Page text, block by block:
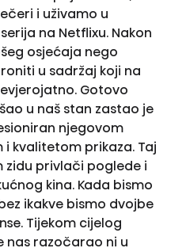
i uživamo u
na Netflixu. Nakon
osjećaja nego
u sadržaj koji na
Gotovo
u naš stan zastao je
njegovom
kvalitetom prikaza. Taj
zidu privlači poglede i
kina. Kada bismo
ikakve bismo dvojbe
Tijekom cijelog
nas razočarao ni u